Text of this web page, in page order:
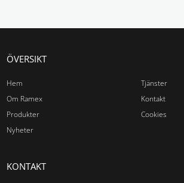
Tillbehör
ÖVERSIKT
Hem
Om Ramex
Produkter
Nyheter
Tjänster
Kontakt
Cookies
KONTAKT